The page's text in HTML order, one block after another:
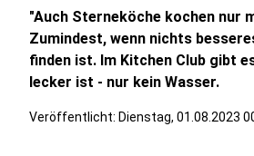
"Auch Sterneköche kochen nur
Zumindest, wenn nichts
finden ist. Im Kitchen Club gibt
lecker ist - nur kein Wasser.
Veröffentlicht: Dienstag, 01.08.2023